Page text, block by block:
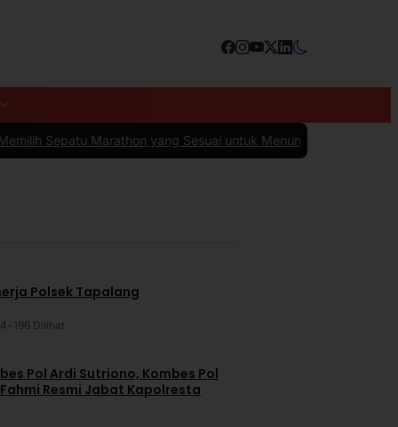
yang Sesuai untuk Menunjang Kenyamanan dan Performa
Polsek Tapalang
196 Dilihat
Pol Ardi Sutriono, Kombes Pol
Resmi Jabat Kapolresta